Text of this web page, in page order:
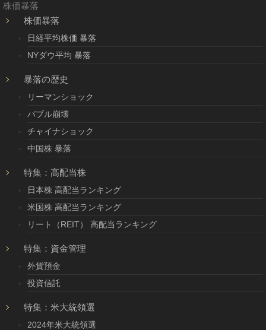
株価暴落
株価暴落
日経平均株価 暴落
NYダウ平均 暴落
暴落の歴史
リーマンショック
バブル崩壊
チャイナショック
中国株 暴落
特集：高配当株
日本株 高配当ランキング
米国株 高配当ランキング
リート（REIT） 高配当ランキング
特集：資金管理
外貨預金
投資信託
特集：米大統領選
2024年米大統領選